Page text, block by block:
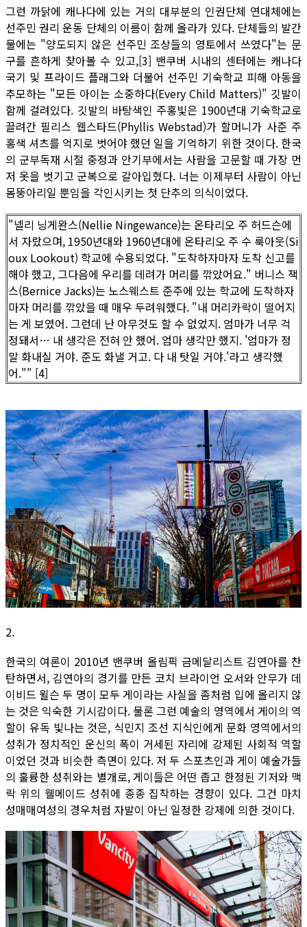
그런 까닭에 캐나다에 있는 거의 대부분의 인권단체 연대체에는
선주민 권리 운동 단체의 이름이 함께 올라가 있다. 단체들의 발간
물에는 "양도되지 않은 선주민 조상들의 영토에서 쓰였다"는 문
구를 흔하게 찾아볼 수 있고,[3] 밴쿠버 시내의 센터에는 캐나다
국기 및 프라이드 플래그와 더불어 선주민 기숙학교 피해 아동을
추모하는 "모든 아이는 소중하다(Every Child Matters)" 깃발이
함께 걸려있다. 깃발의 바탕색인 주홍빛은 1900년대 기숙학교로
끌려간 필리스 웹스타드(Phyllis Webstad)가 할머니가 사준 주
홍색 셔츠를 억지로 벗어야 했던 일을 기억하기 위한 것이다. 한국
의 군부독재 시절 중정과 안기부에서는 사람을 고문할 때 가장 먼
저 옷을 벗기고 군복으로 갈아입혔다. 너는 이제부터 사람이 아닌
몸뚱아리일 뿐임을 각인시키는 첫 단추의 의식이었다.
"넬리 닝게완스(Nellie Ningewance)는 온타리오 주 허드슨에
서 자랐으며, 1950년대와 1960년대에 온타리오 주 수 룩아웃(Si
oux Lookout) 학교에 수용되었다. "도착하자마자 도착 신고를
해야 했고, 그다음에 우리를 데려가 머리를 깎았어요." 버니스 잭
스(Bernice Jacks)는 노스웨스트 준주에 있는 학교에 도착하자
마자 머리를 깎았을 때 매우 두려워했다. "내 머리카락이 떨어지
는 게 보였어. 그런데 난 아무것도 할 수 없었지. 엄마가 너무 걱
정돼서… 내 생각은 전혀 안 했어. 엄마 생각만 했지. '엄마가 정
말 화내실 거야. 준도 화낼 거고. 다 내 탓일 거야.'라고 생각했
어."" [4]
2.
한국의 여론이 2010년 밴쿠버 올림픽 금메달리스트 김연아를 찬
탄하면서, 김연아의 경기를 만든 코치 브라이언 오서와 안무가 데
이비드 윌슨 두 명이 모두 게이라는 사실을 좀처럼 입에 올리지 않
는 것은 익숙한 기시감이다. 물론 그런 예술의 영역에서 게이의 역
할이 유독 빛나는 것은, 식민지 조선 지식인에게 문화 영역에서의
성취가 정치적인 운신의 폭이 거세된 자리에 강제된 사회적 역할
이었던 것과 비슷한 측면이 있다. 저 두 스포츠인과 게이 예술가들
의 훌륭한 성취와는 별개로, 게이들은 어떤 좁고 한정된 기저와 맥
락 위의 웰메이드 성취에 종종 집착하는 경향이 있다. 그건 마치
성매매여성의 경우처럼 자발이 아닌 일정한 강제에 의한 것이다.